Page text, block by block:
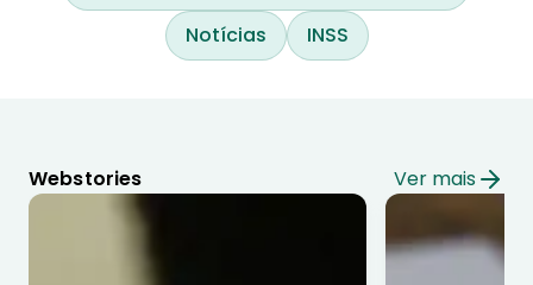
Notícias
INSS
Webstories Ver mais